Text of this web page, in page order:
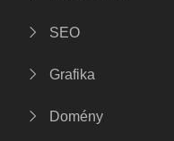
SEO
Grafika
Domény